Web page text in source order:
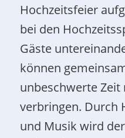
Hochzeitsfeier
bei den
Gäste
können
unbeschwerte
verbringen. Durch
und Musik wird